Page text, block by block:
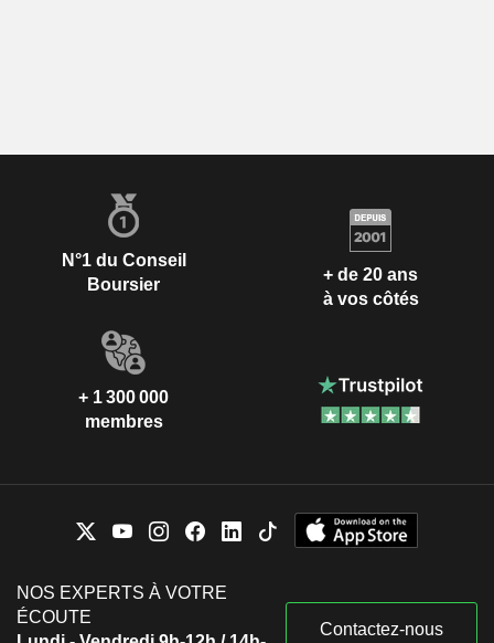
N°1 du Conseil
Boursier
+ de 20 ans
à vos côtés
+ 1 300 000
membres
NOS EXPERTS À VOTRE
ÉCOUTE
Contactez-nous